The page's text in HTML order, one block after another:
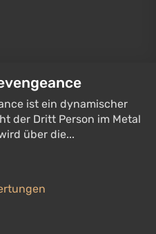
ist ein dynamischer
der Dritt Person im Metal
über die...